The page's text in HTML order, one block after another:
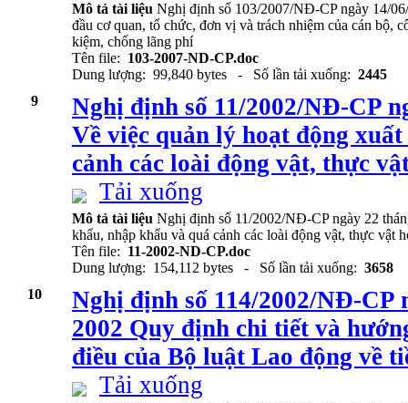
Mô tả tài liệu Nghị định số 103/2007/NĐ-CP ngày 14/
đầu cơ quan, tổ chức, đơn vị và trách nhiệm của cán bộ,
kiệm, chống lãng phí
Tên file: 103-2007-ND-CP.doc
Dung lượng: 99,840 bytes - Số lần tải xuống: 2445
9
Nghị định số 11/2002/NĐ-CP
Về việc quản lý hoạt động
cảnh các loài động vật, thực
Tải xuống
Mô tả tài liệu Nghị định số 11/2002/NĐ-CP ngày 22
khẩu, nhập khẩu và quá cảnh các loài động vật, thực vật
Tên file: 11-2002-ND-CP.doc
Dung lượng: 154,112 bytes - Số lần tải xuống: 3658
10
Nghị định số 114/2002/NĐ-CP
2002 Quy định chi tiết và
điều của Bộ luật Lao động về
Tải xuống